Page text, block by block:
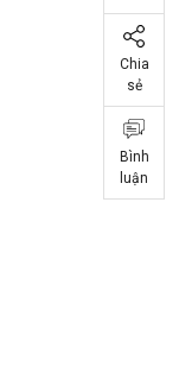
Chia
sẻ
Bình
luận